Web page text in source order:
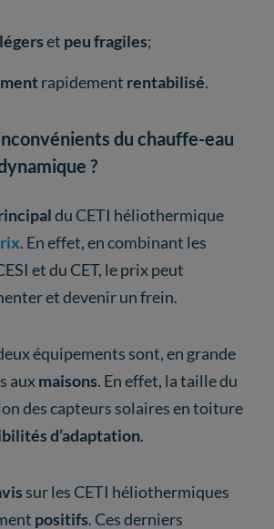
et peu fragiles;
rapidement rentabilisé.
du chauffe-eau
?
du CETI héliothermique
. En effet, en combinant les
et du CET, le prix peut
et devenir un frein.
équipements sont, en grande
auxmaisons. En effet, la taille du
des capteurs solaires en toiture
d’adaptation.
sur les CETI héliothermiques
positifs. Ces derniers